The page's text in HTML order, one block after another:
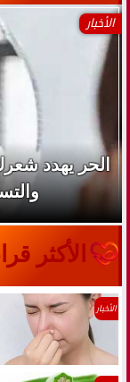
الأخبار
الحر يهدد
الأكثر
الأخبار